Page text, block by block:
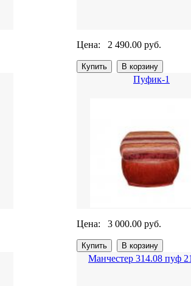
Цена: 2 490.00 руб.
Пуфик-1
Цена: 3 000.00 руб.
Манчестер 314.08 пуф